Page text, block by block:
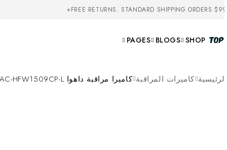
FREE RETURNS. STANDARD SHIPPING ORDERS
SHOP
BLOGS
PAGES
كاميرات المراقبة كاميرا مراقبة داهوا DH-HAC-HFW1509CP-L بدقة 5MP مع إضاءة ملونة ليلية ومايك مدمج